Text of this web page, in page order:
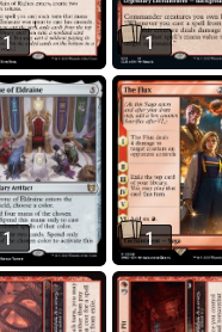
1 1
1 1